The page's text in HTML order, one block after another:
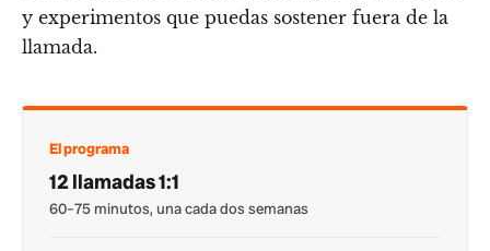
y experimentos que puedas sostener fuera de la
llamada.
El programa
12 llamadas 1:1
60–75 minutos, una cada dos semanas